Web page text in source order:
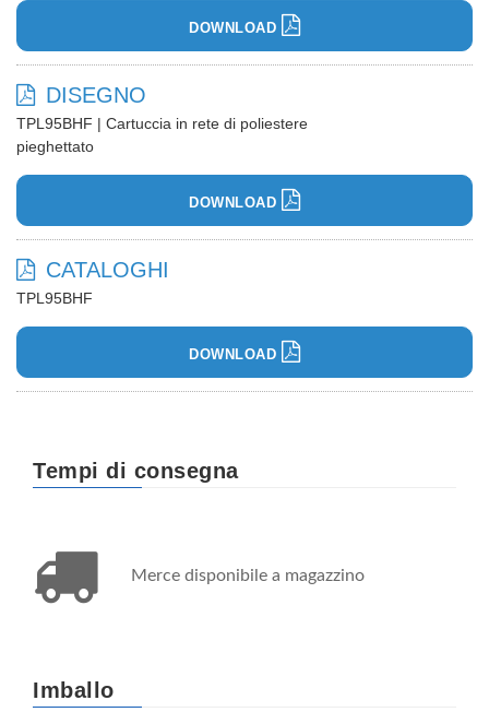
DOWNLOAD
DISEGNO
TPL95BHF | Cartuccia in rete di poliestere
pieghettato
DOWNLOAD
CATALOGHI
TPL95BHF
DOWNLOAD
Tempi di consegna
Merce disponibile a magazzino
Imballo